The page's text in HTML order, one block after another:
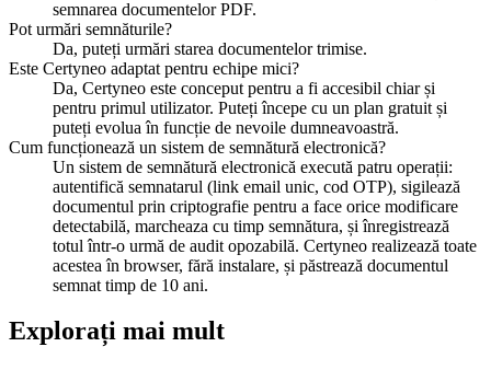
semnarea documentelor PDF.
Pot urmări semnăturile?
Da, puteți urmări starea documentelor trimise.
Este Certyneo adaptat pentru echipe mici?
Da, Certyneo este conceput pentru a fi accesibil chiar și
pentru primul utilizator. Puteți începe cu un plan gratuit și
puteți evolua în funcție de nevoile dumneavoastră.
Cum funcționează un sistem de semnătură electronică?
Un sistem de semnătură electronică execută patru operații:
autentifică semnatarul (link email unic, cod OTP), sigilează
documentul prin criptografie pentru a face orice modificare
detectabilă, marcheaza cu timp semnătura, și înregistrează
totul într-o urmă de audit opozabilă. Certyneo realizează toate
acestea în browser, fără instalare, și păstrează documentul
semnat timp de 10 ani.
Explorați mai mult